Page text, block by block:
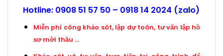
Hotline: 0908 51 57 50 – 0918 14 2024 (zalo)
Miễn phí công khảo sát, lập dự toán, tư vấn lập hồ
sơ mời thầu …